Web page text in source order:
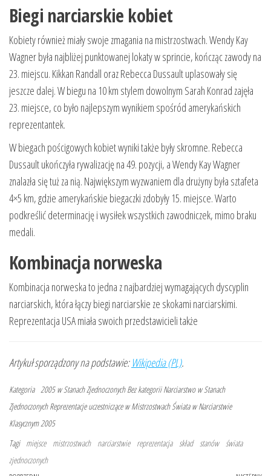
Biegi narciarskie kobiet
Kobiety również miały swoje zmagania na mistrzostwach. Wendy Kay
Wagner była najbliżej punktowanej lokaty w sprincie, kończąc zawody na
23. miejscu. Kikkan Randall oraz Rebecca Dussault uplasowały się
jeszcze dalej. W biegu na 10 km stylem dowolnym Sarah Konrad zajęła
23. miejsce, co było najlepszym wynikiem spośród amerykańskich
reprezentantek.
W biegach pościgowych kobiet wyniki także były skromne. Rebecca
Dussault ukończyła rywalizację na 49. pozycji, a Wendy Kay Wagner
znalazła się tuż za nią. Największym wyzwaniem dla drużyny była sztafeta
4×5 km, gdzie amerykańskie biegaczki zdobyły 15. miejsce. Warto
podkreślić determinację i wysiłek wszystkich zawodniczek, mimo braku
medali.
Kombinacja norweska
Kombinacja norweska to jedna z najbardziej wymagających dyscyplin
narciarskich, która łączy biegi narciarskie ze skokami narciarskimi.
Reprezentacja USA miała swoich przedstawicieli także
Artykuł sporządzony na podstawie:Wikipedia (PL).
Kategoria 2005 w Stanach Zjednoczonych Bez kategorii Narciarstwo w Stanach
Zjednoczonych Reprezentacje uczestniczące w Mistrzostwach Świata w Narciarstwie
Klasycznym 2005
Tagi miejsce mistrzostwach narciarstwie reprezentacja skład stanów świata
zjednoczonych